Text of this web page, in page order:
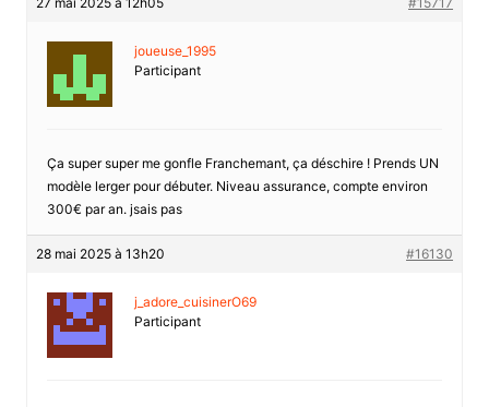
joueuse_1995
Participant
Ça super super me gonfle Franchemant, ça déschire ! Prends UN
modèle lerger pour débuter. Niveau assurance, compte environ
300€ par an. jsais pas
28 mai 2025 à 13h20 #16130
j_adore_cuisinerO69
Participant